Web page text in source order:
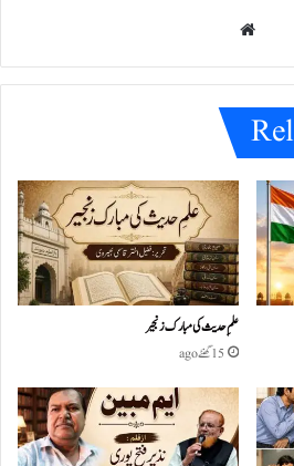
e
علمِ حدیث کی مبارک زنجیر
15 گھنٹے ago